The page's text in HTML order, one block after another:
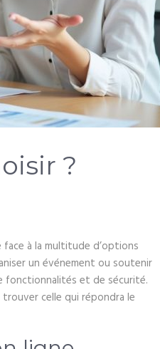
?
à la multitude d’options
un événement ou soutenir
fonctionnalités et de sécurité.
celle qui répondra le